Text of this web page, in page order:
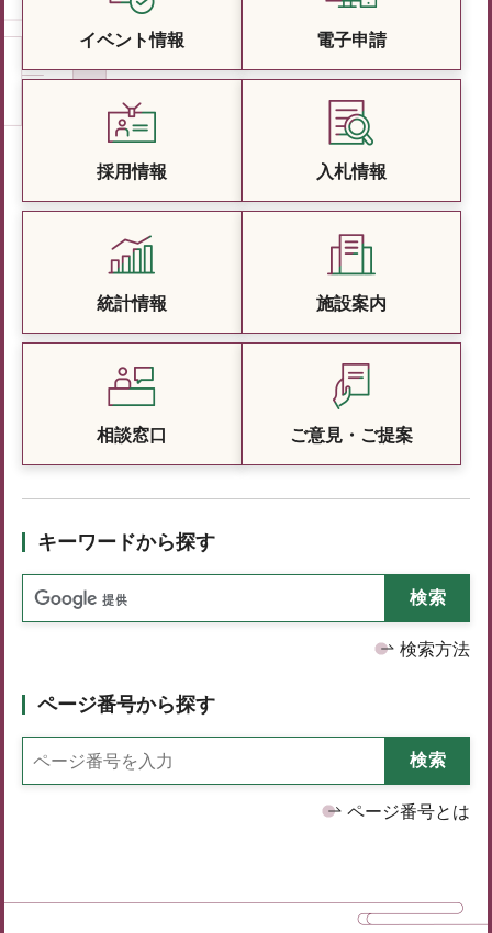
イベント情報 電子申請
採用情報 入札情報
統計情報 施設案内
相談窓口 ご意見・ご提案
キーワードから探す
検索方法
ページ番号から探す
ページ番号とは